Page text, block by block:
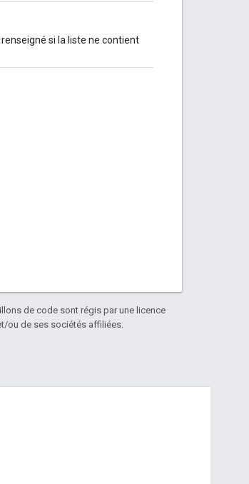
si la liste ne contient
de code sont régis par une licence
ou de ses sociétés affiliées.